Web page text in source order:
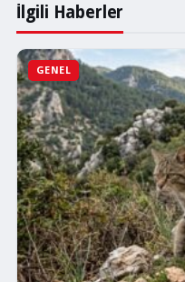
İlgili Haberler
GENEL